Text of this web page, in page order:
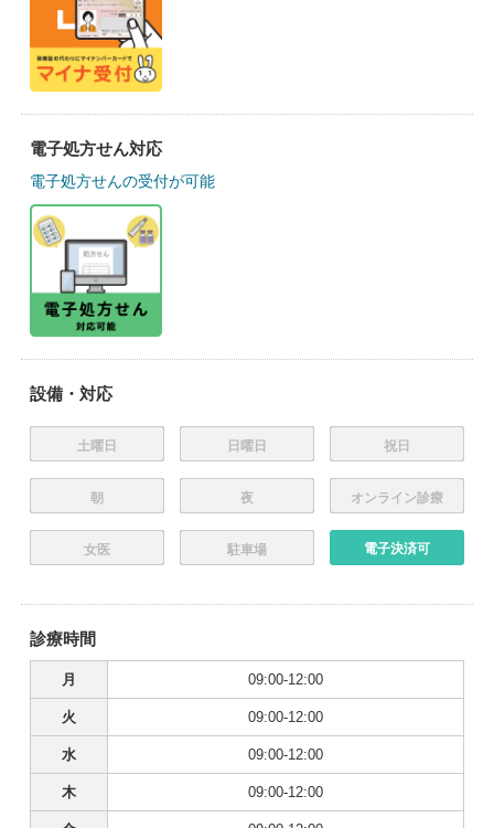
電子処方せん対応
電子処方せんの受付が可能
設備・対応
土曜日 日曜日 祝日
朝 夜 オンライン診療
女医 駐車場 電子決済可
診療時間
月 09:00-12:00
火 09:00-12:00
水 09:00-12:00
木 09:00-12:00